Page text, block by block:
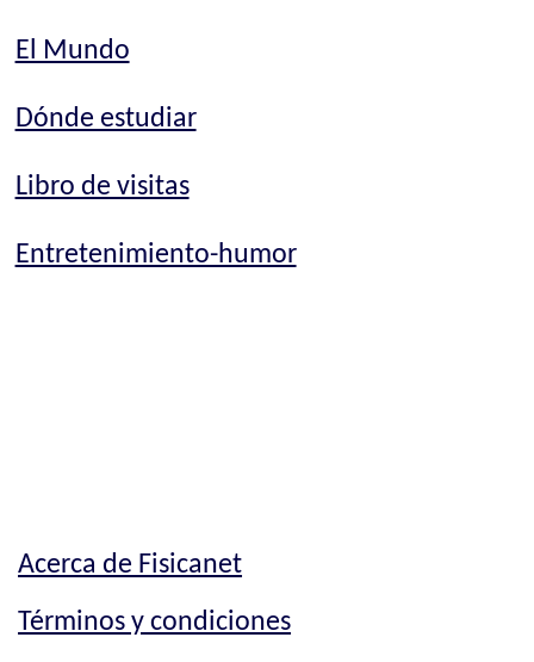
El Mundo
Dónde estudiar
Libro de visitas
Entretenimiento-humor
Acerca de Fisicanet
Términos y condiciones